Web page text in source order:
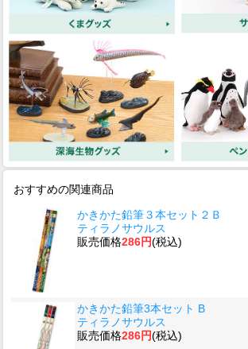
おすすめの関連商品
かきかた鉛筆３本セット２Ｂ
ティラノサウルス
販売価格286円(税込)
かきかた鉛筆3本セット B
ティラノサウルス
販売価格286円(税込)